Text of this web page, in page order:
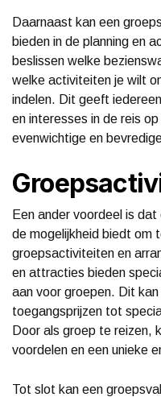
Daarnaast kan een
bieden in de planning en
beslissen welke
welke activiteiten je wilt
indelen. Dit geeft
en interesses in de reis
evenwichtige en
Een ander voordeel is
de mogelijkheid biedt om
groepsactiviteiten en
en attracties bieden
aan voor groepen. Dit
toegangsprijzen tot
Door als groep te reizen,
voordelen en een unieke
Tot slot kan een